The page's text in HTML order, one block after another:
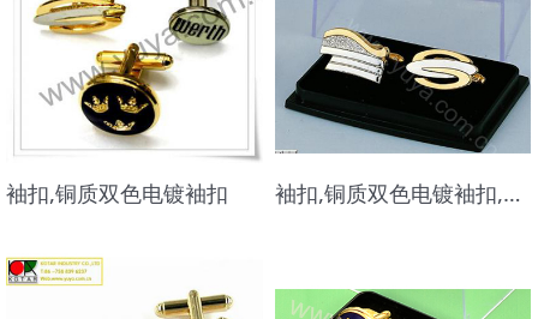
袖扣,铜质双色电镀袖扣 袖扣,铜质双色电镀袖扣,可设计LOGO